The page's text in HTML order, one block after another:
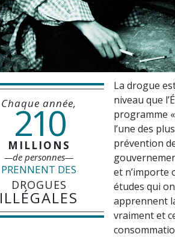
Chaque année,
210
MILLIONS
—de personnes—
PRENNENT DES
DROGUES
ILLÉGALES
La drogue
niveau que
programme
l’une des
prévention
et n’importe
études qui
apprennent
vraiment et